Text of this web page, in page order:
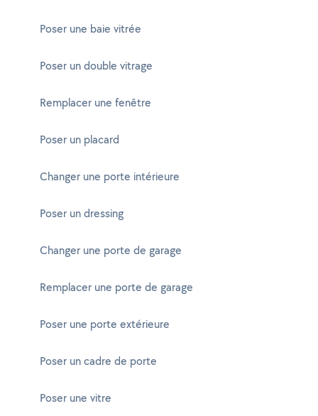
Poser une baie vitrée
Poser un double vitrage
Remplacer une fenêtre
Poser un placard
Changer une porte intérieure
Poser un dressing
Changer une porte de garage
Remplacer une porte de garage
Poser une porte extérieure
Poser un cadre de porte
Poser une vitre